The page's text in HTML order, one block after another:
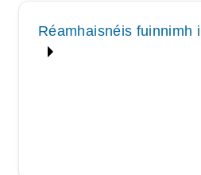
Réamhaisnéis fuinnimh